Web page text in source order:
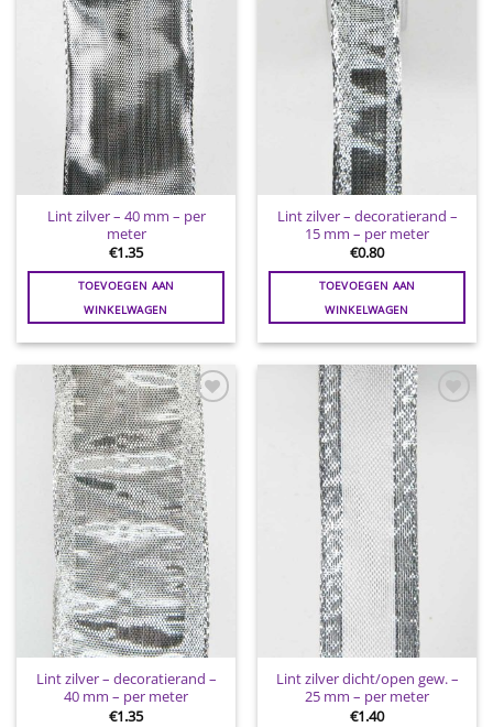
Lint zilver – 40 mm – per
meter
€1.35
TOEVOEGEN AAN
WINKELWAGEN
Lint zilver – decoratierand –
15 mm – per meter
€0.80
TOEVOEGEN AAN
WINKELWAGEN
Toevoegen
aan
wenslijst
Lint zilver – decoratierand –
40 mm – per meter
€1.35
Toevoegen
wenslijst
Lint zilver dicht/open gew. –
25 mm – per meter
€1.40